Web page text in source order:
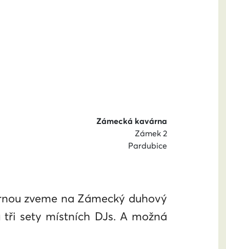
Zámecká kavárna
Zámek 2
Pardubice
zveme na Zámecký duhový
tři sety místních DJs. A možná